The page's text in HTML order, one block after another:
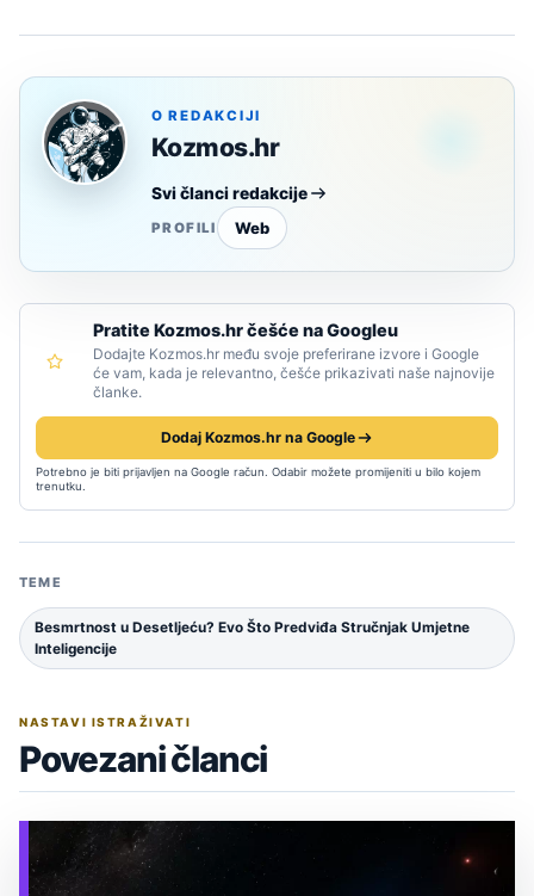
O REDAKCIJI
Kozmos.hr
Svi članci redakcije
PROFILI Web
Pratite Kozmos.hr češće na Googleu
Dodajte Kozmos.hr među svoje preferirane izvore i Google
će vam, kada je relevantno, češće prikazivati naše najnovije
članke.
Dodaj Kozmos.hr na Google
Potrebno je biti prijavljen na Google račun. Odabir možete promijeniti u bilo kojem
trenutku.
TEME
Besmrtnost u Desetljeću? Evo Što Predviđa Stručnjak Umjetne
Inteligencije
NASTAVI ISTRAŽIVATI
Povezani članci